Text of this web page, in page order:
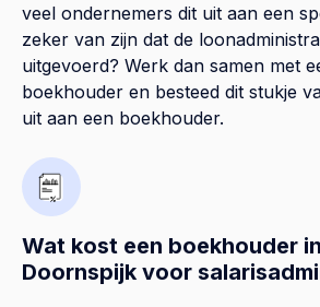
veel ondernemers dit uit aan een
zeker van zijn dat de
uitgevoerd? Werk dan samen met
boekhouder en besteed dit stukje
uit aan een boekhouder.
Wat kost een boekhouder in
Doornspijk voor